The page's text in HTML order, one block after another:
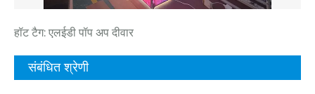
हॉट टैग: एलईडी पॉप अप दीवार
संबंधित श्रेणी